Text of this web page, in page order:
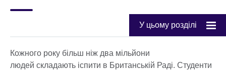
У цьому розділі
Кожного року більш ніж два мільйони
людей складають іспити в Британській Раді. Студенти